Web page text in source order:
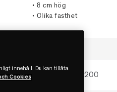
• 8 cm hög
• Olika fasthet
80x200
innehåll. Du kan tillåta
Cookies